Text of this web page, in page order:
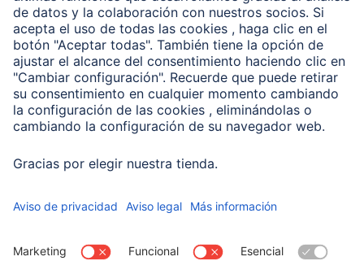
Hama Power Pack "Pocket 10", 10000 mAh, salidas:
00201772
14,99 EUR